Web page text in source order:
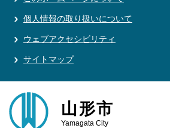
個人情報の取り扱いについて
ウェブアクセシビリティ
サイトマップ
山形市
Yamagata City